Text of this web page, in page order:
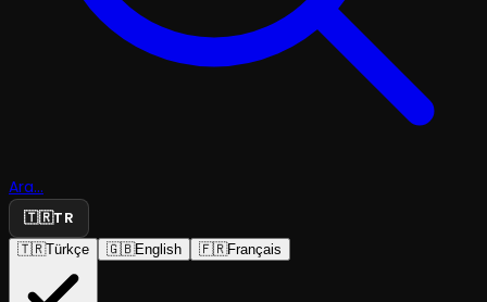
Ara...
🇹🇷TR
🇹🇷Türkçe 🇬🇧English 🇫🇷Français